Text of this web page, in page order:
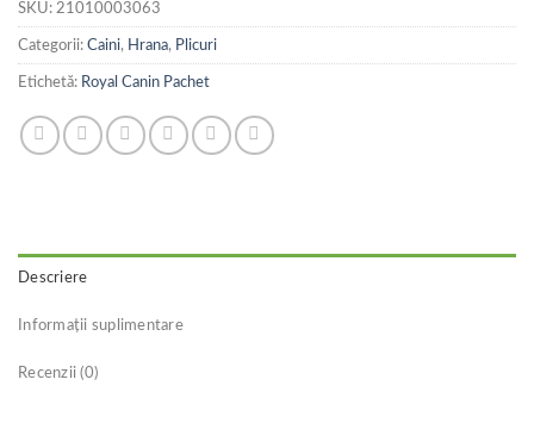
SKU: 21010003063
Categorii: Caini, Hrana, Plicuri
Etichetă: Royal Canin Pachet
Descriere
Informații suplimentare
Recenzii (0)